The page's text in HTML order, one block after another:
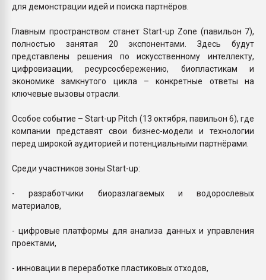
для демонстрации идей и поиска партнёров.
Главным пространством станет Start-up Zone (павильон 7),
полностью занятая 20 экспонентами. Здесь будут
представлены решения по искусственному интеллекту,
цифровизации, ресурсосбережению, биопластикам и
экономике замкнутого цикла – конкретные ответы на
ключевые вызовы отрасли.
Особое событие – Start-up Pitch (13 октября, павильон 6), где
компании представят свои бизнес-модели и технологии
перед широкой аудиторией и потенциальными партнёрами.
Среди участников зоны Start-up:
- разработчики биоразлагаемых и водорослевых
материалов,
- цифровые платформы для анализа данных и управления
проектами,
- инновации в переработке пластиковых отходов,